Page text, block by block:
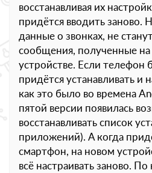
восстанавливая их
придётся вводить заново.
данные о звонках, не
сообщения, полученные
устройстве. Если телефон
придётся устанавливать и
как это было во времена
пятой версии появилась
восстанавливать список
приложений). А когда
смартфон, на новом
всё настраивать заново.